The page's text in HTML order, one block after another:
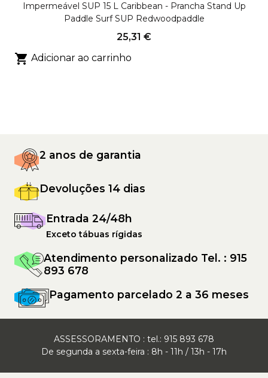
Impermeável SUP 15 L Caribbean - Prancha Stand Up
Paddle Surf SUP Redwoodpaddle
25,31 €
 Adicionar ao carrinho
2 anos de garantia
Devoluções 14 dias
Entrada 24/48h
Exceto tábuas rígidas
Atendimento personalizado Tel. : 915
893 678
Pagamento parcelado 2 a 36 meses
ASSESSORAMENTO : tel.: 915 893 678
De segunda a sexta-feira : 8h - 11h / 13h - 17h